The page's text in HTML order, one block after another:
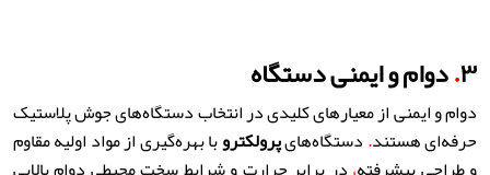
۳.دوام و ایمنی دستگاه
دوام و ایمنی از معیارهای کلیدی در انتخاب دستگاه‌های جوش پلاستیک
حرفه‌ای هستند.دستگاه‌هایپرولکتروبا بهره‌گیری از مواد اولیه مقاوم